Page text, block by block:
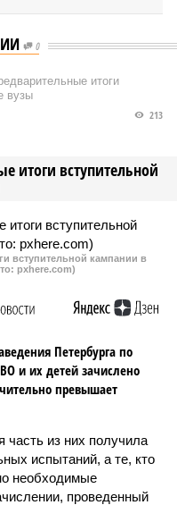
0
итоги
вузы
итоги вступительной
213
вступительной кампании в
pxhere.com)
Петербурга по
и их детей зачислено
превышает
часть из них получила
испытаний, а те, кто
необходимые
проведенный